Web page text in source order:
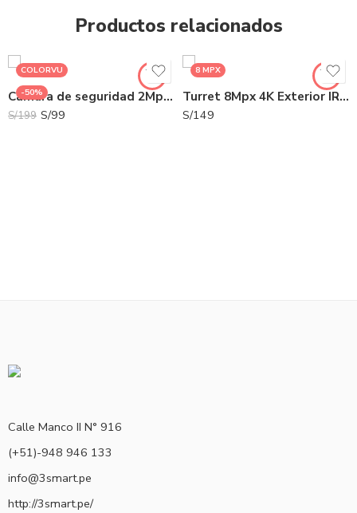
Productos relacionados
COLORVU
-50%
Cámara de seguridad 2Mpx Domo ColorVu Lente 2.8mm
S/199 S/99
8 MPX
Turret 8Mpx 4K Exterior IR 30m 2.8mm | HK-DS2CE76U0T-LPF
S/149
Calle Manco II N° 916
(+51)-948 946 133
info@3smart.pe
http://3smart.pe/